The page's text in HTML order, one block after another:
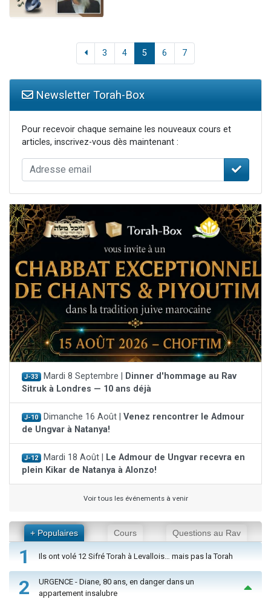
3 4 5 6 7
Newsletter Torah-Box
Pour recevoir chaque semaine les nouveaux cours et
articles, inscrivez-vous dès maintenant :
J-33 Mardi 8 Septembre |
Dinner d'hommage au Rav
Sitruk à Londres — 10 ans déjà
J-10 Dimanche 16 Août | Venez rencontrer le Admour
de Ungvar à Natanya!
J-12 Mardi 18 Août |
Le Admour de Ungvar recevra en
plein Kikar de Natanya à Alonzo!
Voir tous les événements à venir
+ Populaires Cours Questions au Rav
1 Ils ont volé 12 Sifré Torah à Levallois… mais pas la Torah
2
URGENCE - Diane, 80 ans, en danger dans un
appartement insalubre